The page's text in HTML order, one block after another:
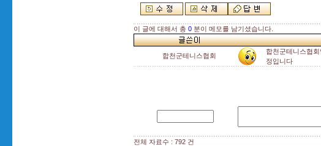
이 글에 대해서 총 0분이 메모를 남기셨습니다.
합천군테니스협회
합천군테니스협
정입니다
전체 자료수 : 792 건